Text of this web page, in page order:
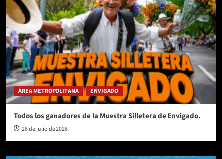
ÁREA METROPOLITANA ENVIGADO
Todos los ganadores de la Muestra Silletera de Envigado.
26 de julio de 2026